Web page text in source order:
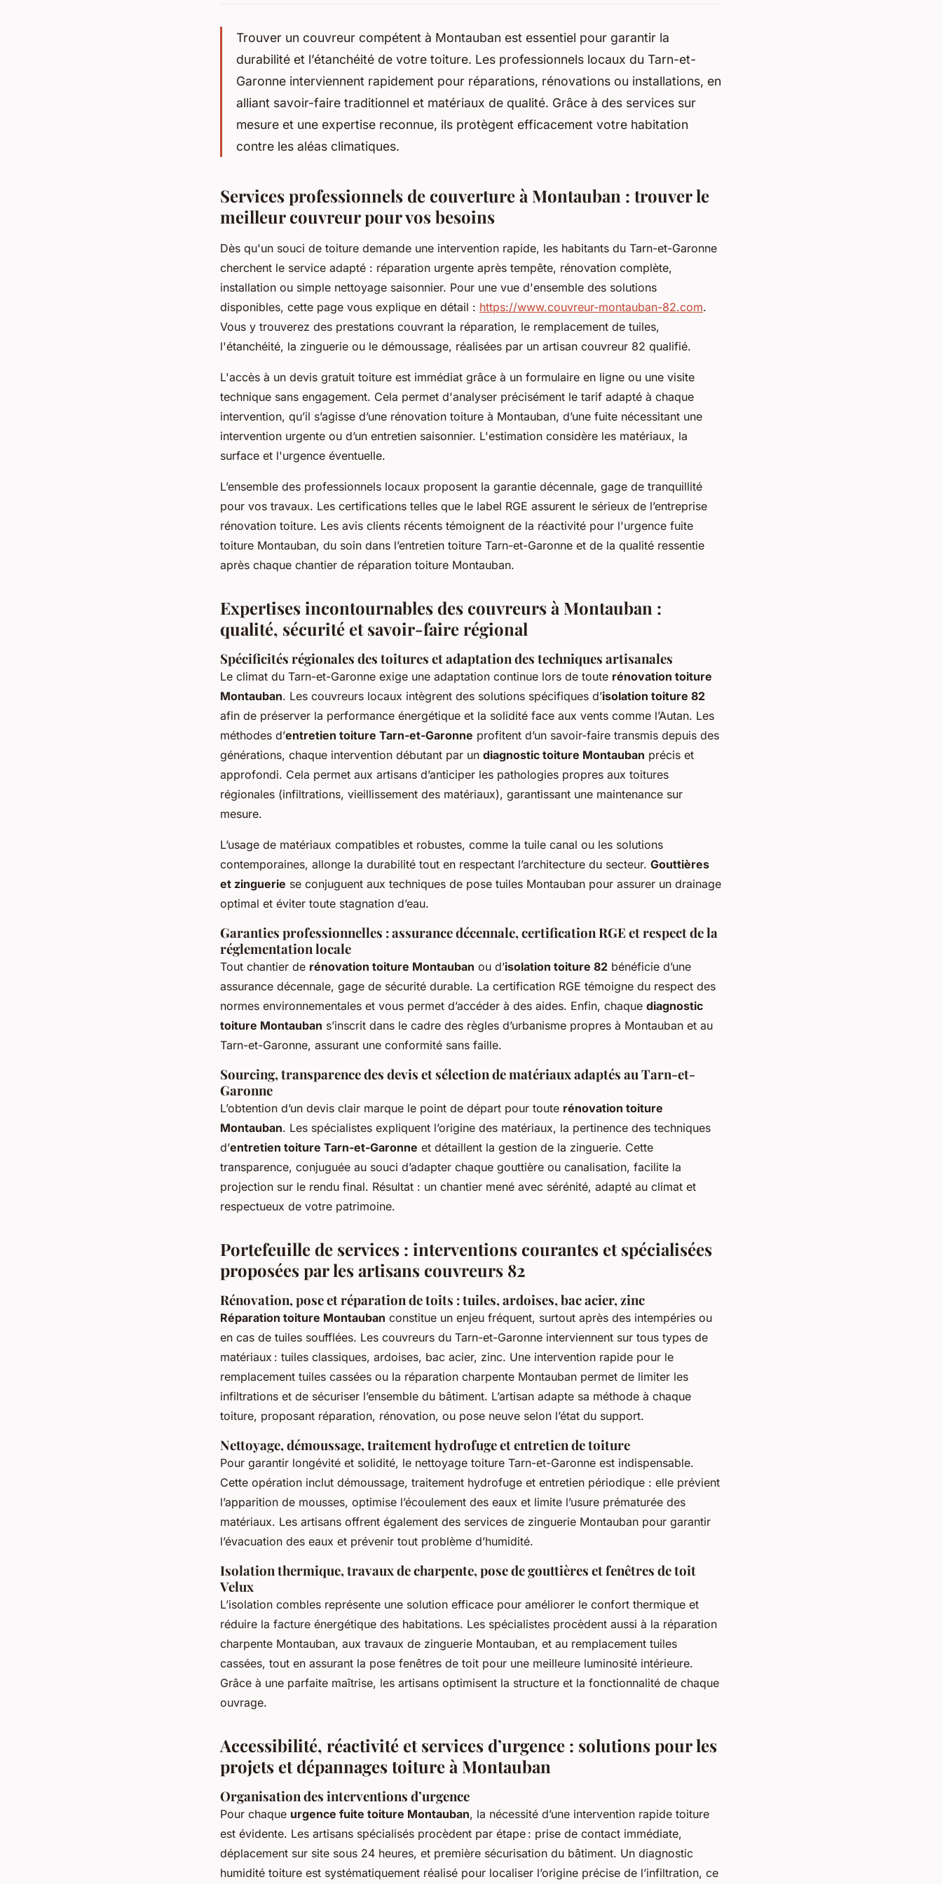
Trouver un couvreur compétent à Montauban est essentiel pour garantir la
durabilité et l’étanchéité de votre toiture. Les professionnels locaux du Tarn-et-
Garonne interviennent rapidement pour réparations, rénovations ou installations, en
alliant savoir-faire traditionnel et matériaux de qualité. Grâce à des services sur
mesure et une expertise reconnue, ils protègent efficacement votre habitation
contre les aléas climatiques.
Services professionnels de couverture à Montauban : trouver le
meilleur couvreur pour vos besoins
Dès qu'un souci de toiture demande une intervention rapide, les habitants du Tarn-et-Garonne
cherchent le service adapté : réparation urgente après tempête, rénovation complète,
installation ou simple nettoyage saisonnier. Pour une vue d'ensemble des solutions
disponibles, cette page vous explique en détail : https://www.couvreur-montauban-82.com.
Vous y trouverez des prestations couvrant la réparation, le remplacement de tuiles,
l'étanchéité, la zinguerie ou le démoussage, réalisées par un artisan couvreur 82 qualifié.
L'accès à un devis gratuit toiture est immédiat grâce à un formulaire en ligne ou une visite
technique sans engagement. Cela permet d'analyser précisément le tarif adapté à chaque
intervention, qu’il s’agisse d’une rénovation toiture à Montauban, d’une fuite nécessitant une
intervention urgente ou d’un entretien saisonnier. L'estimation considère les matériaux, la
surface et l'urgence éventuelle.
L’ensemble des professionnels locaux proposent la garantie décennale, gage de tranquillité
pour vos travaux. Les certifications telles que le label RGE assurent le sérieux de l’entreprise
rénovation toiture. Les avis clients récents témoignent de la réactivité pour l'urgence fuite
toiture Montauban, du soin dans l’entretien toiture Tarn-et-Garonne et de la qualité ressentie
après chaque chantier de réparation toiture Montauban.
Expertises incontournables des couvreurs à Montauban :
qualité, sécurité et savoir-faire régional
Spécificités régionales des toitures et adaptation des techniques artisanales
Le climat du Tarn-et-Garonne exige une adaptation continue lors de toute rénovation toiture
Montauban. Les couvreurs locaux intègrent des solutions spécifiques d’isolation toiture 82
afin de préserver la performance énergétique et la solidité face aux vents comme l’Autan. Les
méthodes d’entretien toiture Tarn-et-Garonne profitent d’un savoir-faire transmis depuis des
générations, chaque intervention débutant par un diagnostic toiture Montauban précis et
approfondi. Cela permet aux artisans d’anticiper les pathologies propres aux toitures
régionales (infiltrations, vieillissement des matériaux), garantissant une maintenance sur
mesure.
L’usage de matériaux compatibles et robustes, comme la tuile canal ou les solutions
contemporaines, allonge la durabilité tout en respectant l’architecture du secteur. Gouttières
et zinguerie se conjuguent aux techniques de pose tuiles Montauban pour assurer un drainage
optimal et éviter toute stagnation d’eau.
Garanties professionnelles : assurance décennale, certification RGE et respect de la
réglementation locale
Tout chantier de rénovation toiture Montauban ou d’isolation toiture 82 bénéficie d’une
assurance décennale, gage de sécurité durable. La certification RGE témoigne du respect des
normes environnementales et vous permet d’accéder à des aides. Enfin, chaque diagnostic
toiture Montauban s’inscrit dans le cadre des règles d’urbanisme propres à Montauban et au
Tarn-et-Garonne, assurant une conformité sans faille.
Sourcing, transparence des devis et sélection de matériaux adaptés au Tarn-et-
Garonne
L’obtention d’un devis clair marque le point de départ pour toute rénovation toiture
Montauban. Les spécialistes expliquent l’origine des matériaux, la pertinence des techniques
d’entretien toiture Tarn-et-Garonne et détaillent la gestion de la zinguerie. Cette
transparence, conjuguée au souci d’adapter chaque gouttière ou canalisation, facilite la
projection sur le rendu final. Résultat : un chantier mené avec sérénité, adapté au climat et
respectueux de votre patrimoine.
Portefeuille de services : interventions courantes et spécialisées
proposées par les artisans couvreurs 82
Rénovation, pose et réparation de toits : tuiles, ardoises, bac acier, zinc
Réparation toiture Montauban constitue un enjeu fréquent, surtout après des intempéries ou
en cas de tuiles soufflées. Les couvreurs du Tarn-et-Garonne interviennent sur tous types de
matériaux : tuiles classiques, ardoises, bac acier, zinc. Une intervention rapide pour le
remplacement tuiles cassées ou la réparation charpente Montauban permet de limiter les
infiltrations et de sécuriser l’ensemble du bâtiment. L’artisan adapte sa méthode à chaque
toiture, proposant réparation, rénovation, ou pose neuve selon l’état du support.
Nettoyage, démoussage, traitement hydrofuge et entretien de toiture
Pour garantir longévité et solidité, le nettoyage toiture Tarn-et-Garonne est indispensable.
Cette opération inclut démoussage, traitement hydrofuge et entretien périodique : elle prévient
l’apparition de mousses, optimise l’écoulement des eaux et limite l’usure prématurée des
matériaux. Les artisans offrent également des services de zinguerie Montauban pour garantir
l’évacuation des eaux et prévenir tout problème d’humidité.
Isolation thermique, travaux de charpente, pose de gouttières et fenêtres de toit
Velux
L’isolation combles représente une solution efficace pour améliorer le confort thermique et
réduire la facture énergétique des habitations. Les spécialistes procèdent aussi à la réparation
charpente Montauban, aux travaux de zinguerie Montauban, et au remplacement tuiles
cassées, tout en assurant la pose fenêtres de toit pour une meilleure luminosité intérieure.
Grâce à une parfaite maîtrise, les artisans optimisent la structure et la fonctionnalité de chaque
ouvrage.
Accessibilité, réactivité et services d’urgence : solutions pour les
projets et dépannages toiture à Montauban
Organisation des interventions d’urgence
Pour chaque urgence fuite toiture Montauban, la nécessité d’une intervention rapide toiture
est évidente. Les artisans spécialisés procèdent par étape : prise de contact immédiate,
déplacement sur site sous 24 heures, et première sécurisation du bâtiment. Un diagnostic
humidité toiture est systématiquement réalisé pour localiser l’origine précise de l’infiltration, ce